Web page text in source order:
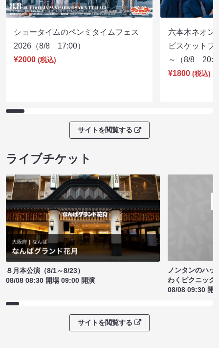
ショータイムのペンミタイムフェス
2026（8/8 17:00）
¥2000 (税込)
六本木ネオン
ビスケットブ
～（8/8
¥1800 (税込)
サイトを閲覧する
ライブチケット
８月本公演（8/1～8/23）
08/08 08:30 開場 09:00 開演
ノンタンのハッ
わくピクニック
08/08 09:30 開
サイトを閲覧する